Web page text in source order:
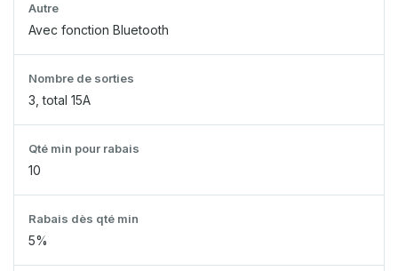
Autre
Avec fonction Bluetooth
Nombre de sorties
3, total 15A
Qté min pour rabais
10
Rabais dès qté min
5%